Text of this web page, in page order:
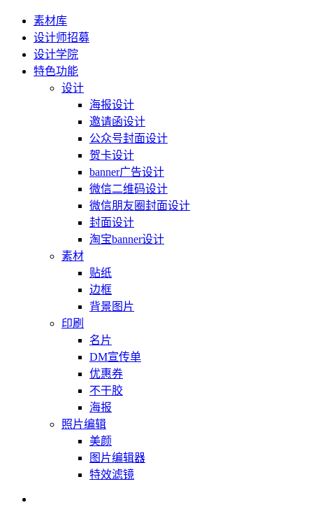
素材库
设计师招募
设计学院
特色功能
设计
海报设计
邀请函设计
公众号封面设计
贺卡设计
banner广告设计
微信二维码设计
微信朋友圈封面设计
封面设计
淘宝banner设计
素材
贴纸
边框
背景图片
印刷
名片
DM宣传单
优惠券
不干胶
海报
照片编辑
美颜
图片编辑器
特效滤镜